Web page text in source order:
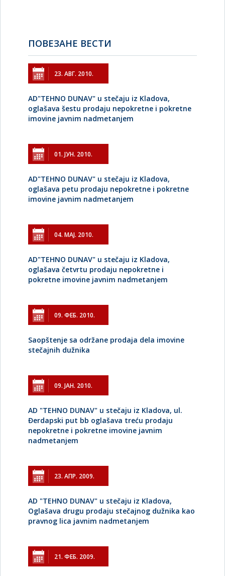
ПОВЕЗАНЕ ВЕСТИ
23. АВГ. 2010.
AD"TEHNO DUNAV" u stečaju iz Kladova,
oglašava šestu prodaju nepokretne i pokretne
imovine javnim nadmetanjem
01. ЈУН. 2010.
AD"TEHNO DUNAV" u stečaju iz Kladova,
oglašava petu prodaju nepokretne i pokretne
imovine javnim nadmetanjem
04. МАЈ. 2010.
AD"TEHNO DUNAV" u stečaju iz Kladova,
oglašava četvrtu prodaju nepokretne i
pokretne imovine javnim nadmetanjem
09. ФЕБ. 2010.
Saopštenje sa održane prodaja dela imovine
stečajnih dužnika
09. ЈАН. 2010.
AD "TEHNO DUNAV" u stečaju iz Kladova, ul.
Đerdapski put bb oglašava treću prodaju
nepokretne i pokretne imovine javnim
nadmetanjem
23. АПР. 2009.
AD "TEHNO DUNAV" u stečaju iz Kladova,
Oglašava drugu prodaju stečajnog dužnika kao
pravnog lica javnim nadmetanjem
21. ФЕБ. 2009.